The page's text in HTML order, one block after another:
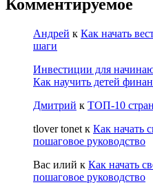
Комментируемое
Андрей к Как начать
шаги
Инвестиции для
Как научить детей
Дмитрий к ТОП-10
tlover tonet к Как начать
пошаговое руководство
Вас илий к Как начать
пошаговое руководство